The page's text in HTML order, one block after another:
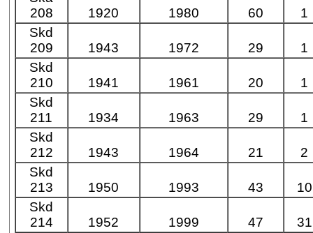
208
1920 1980 60
1
Skd
209
1943 1972 29
1
Skd
210
1941 1961 20
1
Skd
211
1934 1963 29
1
Skd
212
1943 1964 21
2
Skd
213
1950 1993 43
10
Skd
214
1952 1999 47
31